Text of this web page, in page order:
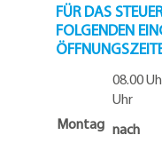
FÜR DAS
FOLGENDEN
Montag
08.00
Uhr
nach